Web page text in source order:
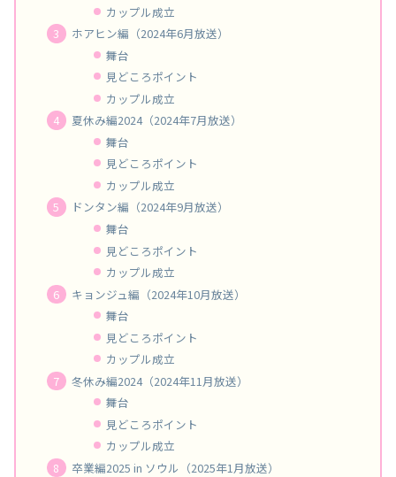
カップル成立
ホアヒン編（2024年6月放送）
舞台
見どころポイント
カップル成立
夏休み編2024（2024年7月放送）
舞台
見どころポイント
カップル成立
ドンタン編（2024年9月放送）
舞台
見どころポイント
カップル成立
キョンジュ編（2024年10月放送）
舞台
見どころポイント
カップル成立
冬休み編2024（2024年11月放送）
舞台
見どころポイント
カップル成立
卒業編2025 in ソウル（2025年1月放送）